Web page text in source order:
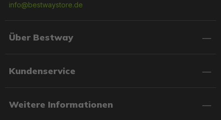
info@bestwaystore.de
Über Bestway
Kundenservice
Weitere Informationen